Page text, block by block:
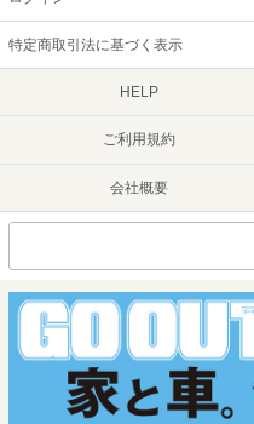
特定商取引法に基づく表示
HELP
ご利用規約
会社概要